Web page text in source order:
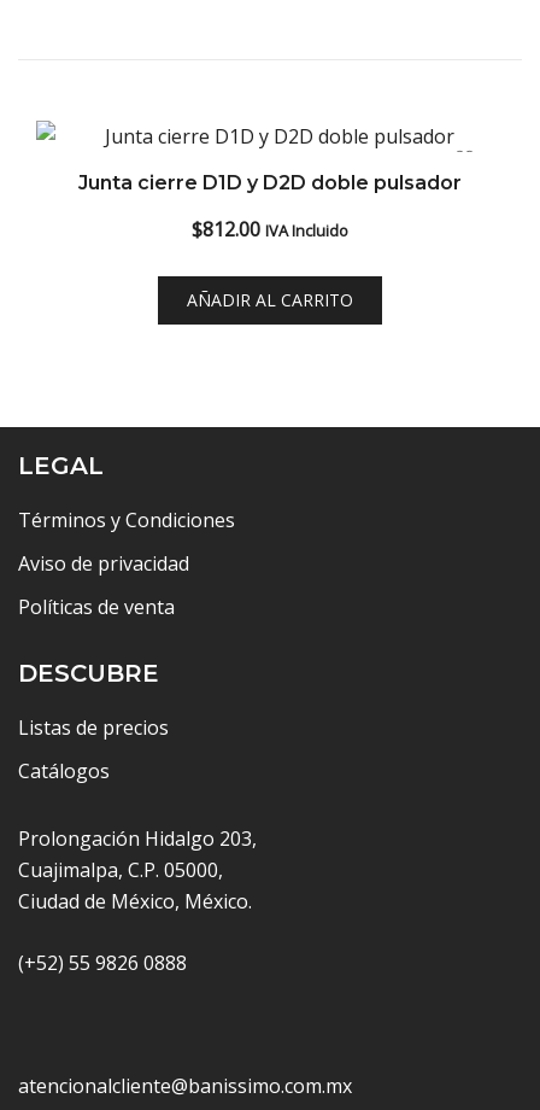
Junta cierre D1D y D2D doble pulsador
$812.00 IVA Incluido
AÑADIR AL CARRITO
LEGAL
Términos y Condiciones
Aviso de privacidad
Políticas de venta
DESCUBRE
Listas de precios
Catálogos
Prolongación Hidalgo 203,
Cuajimalpa, C.P. 05000,
Ciudad de México, México.
(+52) 55 9826 0888
atencionalcliente@banissimo.com.mx